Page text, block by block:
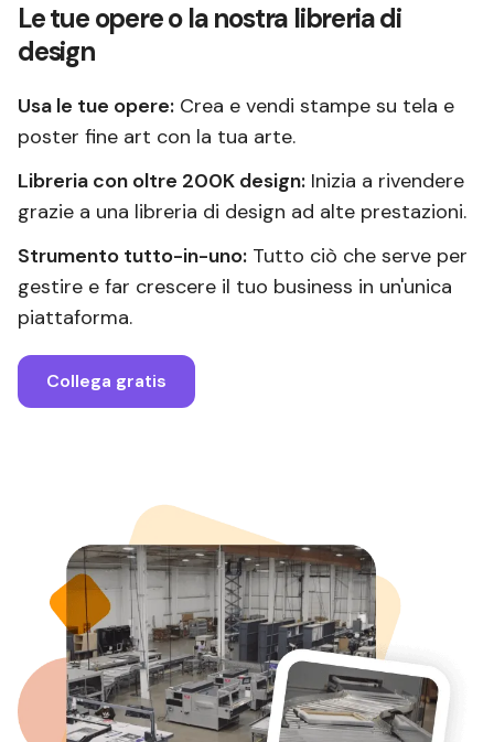
Le tue opere o la nostra libreria di
design
Usa le tue opere: Crea e vendi stampe su tela e
poster fine art con la tua arte.
Libreria con oltre 200K design: Inizia a rivendere
grazie a una libreria di design ad alte prestazioni.
Strumento tutto-in-uno: Tutto ciò che serve per
gestire e far crescere il tuo business in un'unica
piattaforma.
Collega gratis